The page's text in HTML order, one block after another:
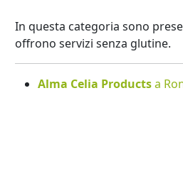
In questa categoria sono
offrono servizi senza glutine.
Alma Celia Productsa